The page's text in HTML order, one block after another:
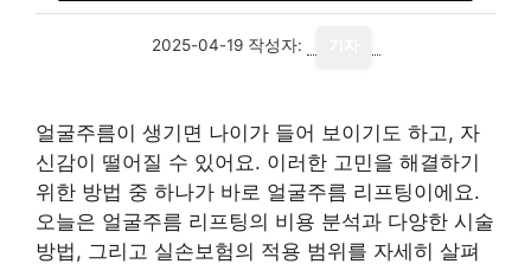
2025-04-19 작성자:
얼굴주름이 생기면 나이가 들어 보이기도 하고, 자
신감이 떨어질 수 있어요. 이러한 고민을 해결하기
위한 방법 중 하나가 바로 얼굴주름 리프팅이에요.
오늘은 얼굴주름 리프팅의 비용 분석과 다양한 시술
방법, 그리고 실손보험의 적용 범위를 자세히 살펴